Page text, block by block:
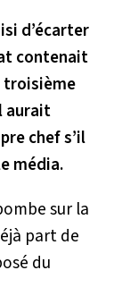
d’écarter
contenait
troisième
aurait
chef s’il
média.
sur la
part de
du